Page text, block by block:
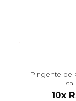
Pingente de
Lisa
10x